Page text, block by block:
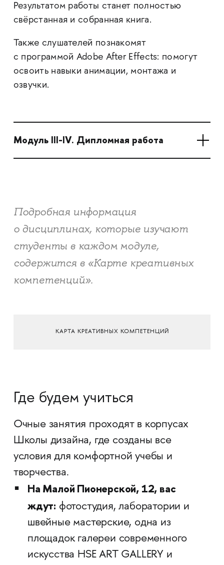
Результатом работы станет полностью
свёрстанная и собранная книга.
Также слушателей познакомят
с программой Adobe After Effects: помогут
освоить навыки анимации, монтажа и
озвучки.
Модуль III-IV. Дипломная работа
Подробная информация
о дисциплинах, которые изучают
студенты в каждом модуле,
содержится в «Карте креативных
компетенций».
КАРТА КРЕАТИВНЫХ КОМПЕТЕНЦИЙ
Где будем учиться
Очные занятия проходят в корпусах
Школы дизайна, где созданы все
условия для комфортной учебы и
творчества.
На Малой Пионерской, 12, вас
ждут: фотостудия, лаборатории и
швейные мастерские, одна из
площадок галереи современного
искусства HSE ART GALLERY и